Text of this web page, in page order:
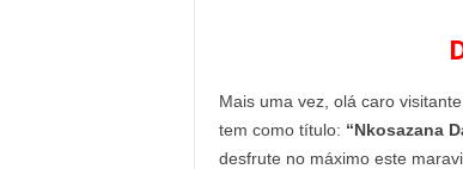
Mais uma vez, olá caro
tem como título: “Nkosazana
desfrute no máximo este